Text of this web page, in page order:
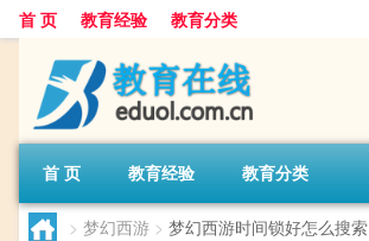
首 页 教育经验 教育分类
首 页 教育经验 教育分类
> 梦幻西游 > 梦幻西游时间锁好怎么搜索